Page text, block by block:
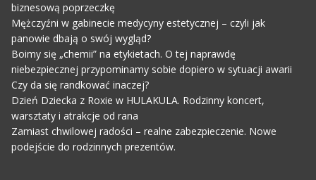
biznesową poprzeczkę
Mężczyźni w gabinecie medycyny estetycznej – czyli jak
panowie dbają o swój wygląd?
Boimy się „chemii” na etykietach. O tej naprawdę
niebezpiecznej przypominamy sobie dopiero w sytuacji awarii
Czy da się randkować inaczej?
Dzień Dziecka z Roxie w HULAKULA. Rodzinny koncert,
warsztaty i atrakcje od rana
Zamiast chwilowej radości – realne zabezpieczenie. Nowe
podejście do rodzinnych prezentów.